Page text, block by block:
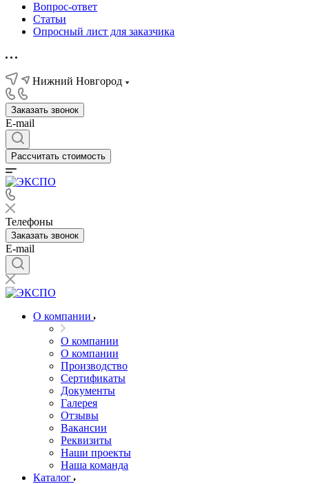
Вопрос-ответ
Статьи
Опросный лист для заказчика
Нижний Новгород
Заказать звонок
E-mail
Рассчитать стоимость
Телефоны
Заказать звонок
E-mail
О компании
О компании
О компании
Производство
Сертификаты
Документы
Галерея
Отзывы
Вакансии
Реквизиты
Наши проекты
Наша команда
Каталог